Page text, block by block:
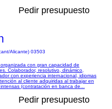
Pedir presupuesto
Alicante) 03503
con gran capacidad de
Colaborador, resolutivo, dinámico,
con experiencia internacional, idiomas
al cliente adquiridas al trabajar en
(contratación en banca de...
Pedir presupuesto